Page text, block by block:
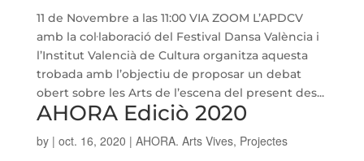
11 de Novembre a las 11:00 VIA ZOOM L’APDCV
amb la col·laboració del Festival Dansa València i
l’Institut Valencià de Cultura organitza aquesta
trobada amb l’objectiu de proposar un debat
obert sobre les Arts de l’escena del present des...
AHORA Ediciò 2020
by | oct. 16, 2020 | AHORA. Arts Vives, Projectes